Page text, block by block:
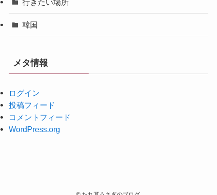
韓国
メタ情報
ログイン
投稿フィード
コメントフィード
WordPress.org